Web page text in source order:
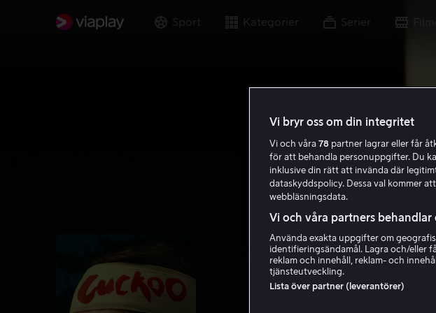
Sport Kategorier Serier
Vi bryr oss om din integritet
Vi och våra 78 partner lagrar eller får
för att behandla personuppgifter. Du
inklusive din rätt att invända där
dataskyddspolicy. Dessa val kommer
webbläsningsdata.
Vi och våra partners
Använda exakta uppgifter om
identifieringsändamål. Lagra och/eller
reklam och innehåll, reklam- och
tjänsteutveckling.
Lista över partner (leverantörer)